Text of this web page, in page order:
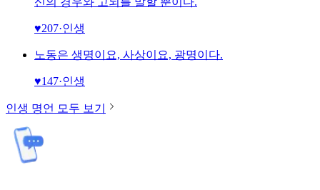
♥207·인생
노동은 생명이요, 사상이요, 광명이다.
♥147·인생
인생 명언 모두 보기